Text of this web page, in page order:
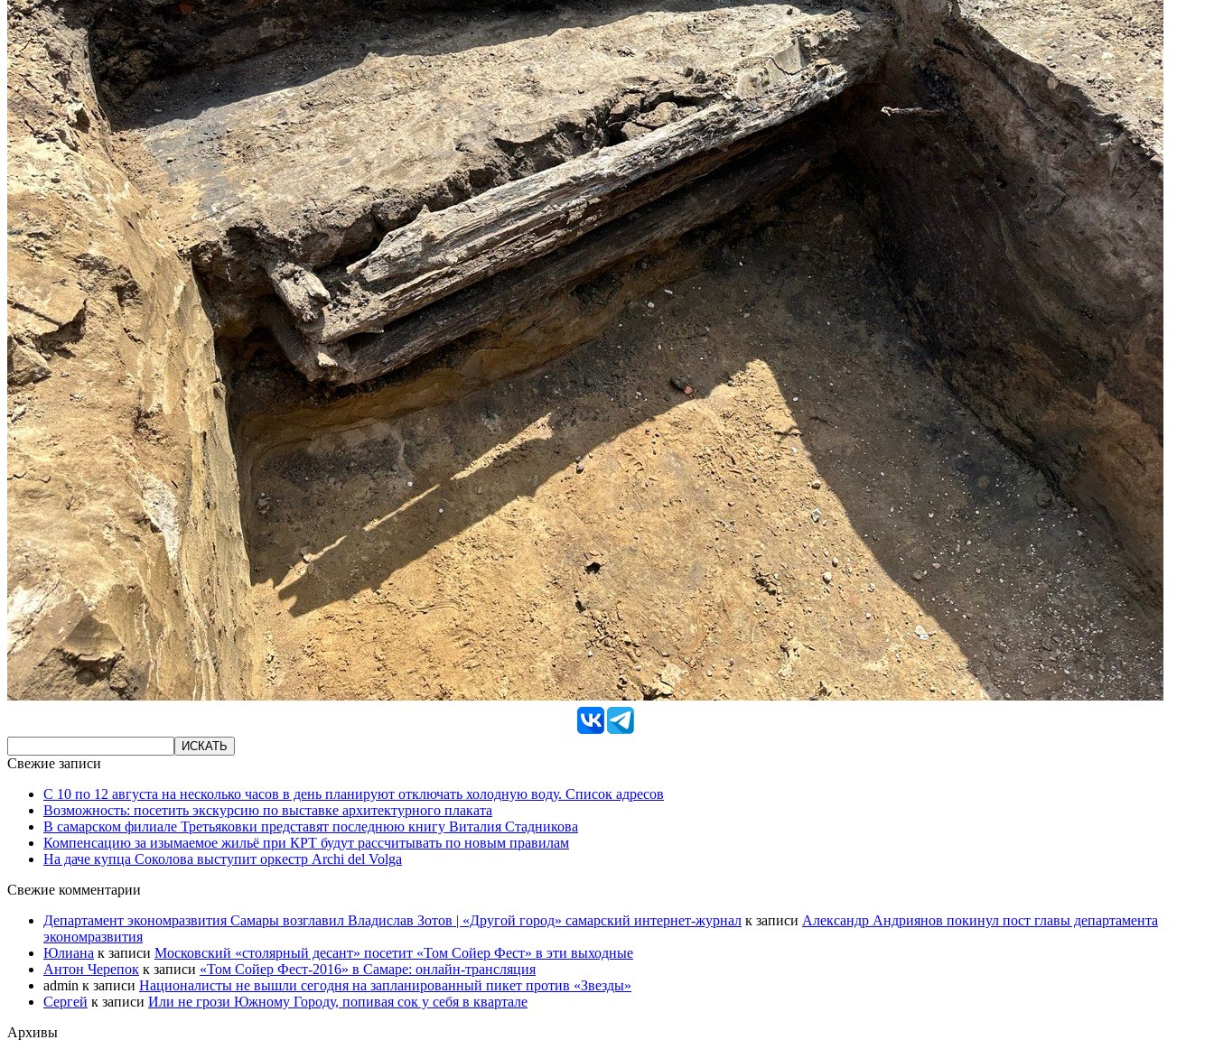
Свежие записи
С 10 по 12 августа на несколько часов в день планируют отключать холодную воду. Список адресов
Возможность: посетить экскурсию по выставке архитектурного плаката
В самарском филиале Третьяковки представят последнюю книгу Виталия Стадникова
Компенсацию за изымаемое жильё при КРТ будут рассчитывать по новым правилам
На даче купца Соколова выступит оркестр Archi del Volga
Свежие комментарии
Департамент экономразвития Самары возглавил Владислав Зотов | «Другой город» самарский интернет-журнал к записи Александр Андриянов покинул пост главы департамента
экономразвития
Юлиана к записи Московский «столярный десант» посетит «Том Сойер Фест» в эти выходные
Антон Черепок к записи «Том Сойер Фест-2016» в Самаре: онлайн-трансляция
admin к записи Националисты не вышли сегодня на запланированный пикет против «Звезды»
Сергей к записи Или не грози Южному Городу, попивая сок у себя в квартале
Архивы